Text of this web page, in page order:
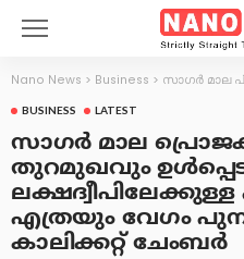
Nano News > Business > സാഗർ മാല പ്രൊജക്ടിൽ ബേപ്പൂർ
BUSINESS LATEST
സാഗർ മാല
തുറമുഖവും
എത്രയും വേഗം
കാലിക്കറ്റ് ചേംബർ